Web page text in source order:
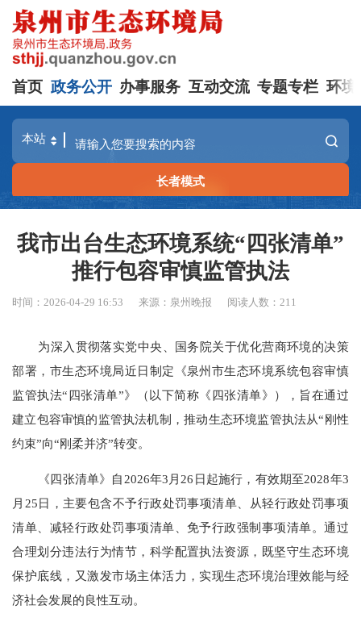
首页 政务公开 办事服务 互动交流 专题专栏 环境
长者模式
我市出台生态环境系统“四张清单”
推行包容审慎监管执法
时间：2026-04-29 16:53 来源：泉州晚报 阅读人数：211
为深入贯彻落实党中央、国务院关于优化营商环境的决策
部署，市生态环境局近日制定《泉州市生态环境系统包容审慎
监管执法“四张清单”》（以下简称《四张清单》），旨在通过
建立包容审慎的监管执法机制，推动生态环境监管执法从“刚性
约束”向“刚柔并济”转变。
《四张清单》自 2026年3月26日起施行，有效期至2028年3
月25日，主要包含不予行政处罚事项清单、从轻行政处罚事项
清单、减轻行政处罚事项清单、免予行政强制事项清单。通过
合理划分违法行为情节，科学配置执法资源，既坚守生态环境
保护底线，又激发市场主体活力，实现生态环境治理效能与经
济社会发展的良性互动。